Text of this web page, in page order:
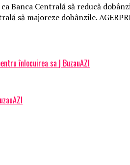
Banca Centrală să reducă
să majoreze dobânzile.
înlocuirea sa | BuzauAZI